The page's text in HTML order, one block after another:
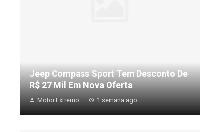
Jeep Compass Sport Tem Desconto De
R$ 27 Mil Em Nova Oferta
Motor Extremo 1 semana ago